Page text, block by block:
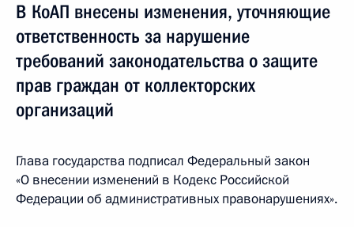
В КоАП внесены изменения, уточняющие
ответственность за нарушение
требований законодательства о защите
прав граждан от коллекторских
организаций
Глава государства подписал Федеральный закон
«О внесении изменений в Кодекс Российской
Федерации об административных правонарушениях».